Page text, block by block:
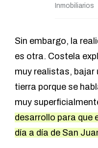
Inmobiliarios
Sin embargo, la
es otra. Costela
muy realistas, bajar
tierra porque se
muy
desarrollo para que
día a día de San